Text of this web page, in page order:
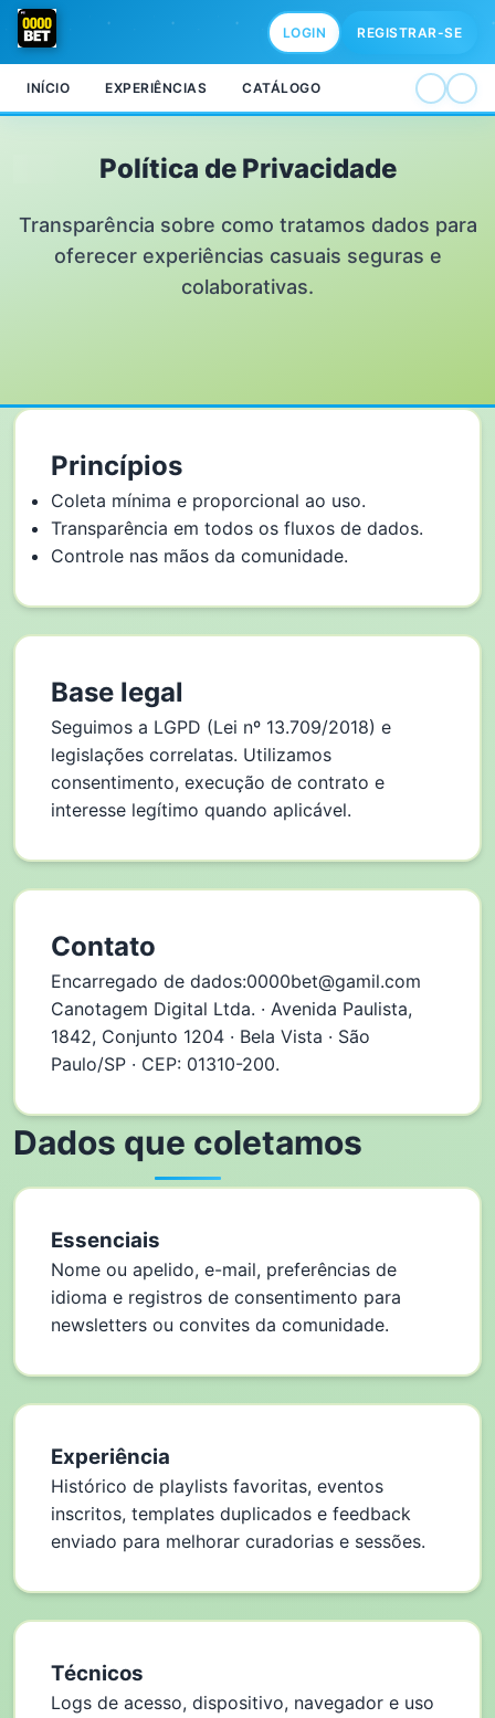
LOGIN REGISTRAR-SE
INÍCIO EXPERIÊNCIAS CATÁLOGO
Política de Privacidade
Transparência sobre como tratamos dados para
oferecer experiências casuais seguras e
colaborativas.
Princípios
Coleta mínima e proporcional ao uso.
Transparência em todos os fluxos de dados.
Controle nas mãos da comunidade.
Base legal
Seguimos a LGPD (Lei nº 13.709/2018) e
legislações correlatas. Utilizamos
consentimento, execução de contrato e
interesse legítimo quando aplicável.
Contato
Encarregado de dados:0000bet@gamil.com
Canotagem Digital Ltda. · Avenida Paulista,
1842, Conjunto 1204 · Bela Vista · São
Paulo/SP · CEP: 01310-200.
Dados que coletamos
Essenciais
Nome ou apelido, e-mail, preferências de
idioma e registros de consentimento para
newsletters ou convites da comunidade.
Experiência
Histórico de playlists favoritas, eventos
inscritos, templates duplicados e feedback
enviado para melhorar curadorias e sessões.
Técnicos
Logs de acesso, dispositivo, navegador e uso